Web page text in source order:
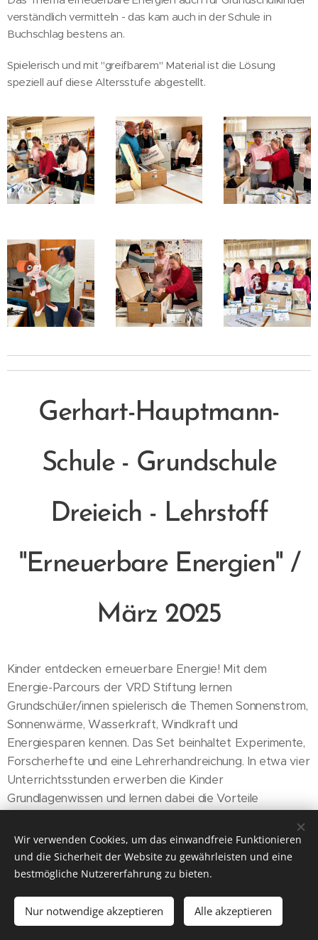
verständlich vermitteln - das kam auch in der Schule in
Buchschlag bestens an.
Spielerisch und mit "greifbarem" Material ist die Lösung
speziell auf diese Altersstufe abgestellt.
Gerhart-Hauptmann-
Schule - Grundschule
Dreieich - Lehrstoff
"Erneuerbare Energien" /
März 2025
Kinder entdecken erneuerbare Energie! Mit dem
Energie-Parcours der VRD Stiftung lernen
Grundschüler/innen spielerisch die Themen Sonnenstrom,
Sonnenwärme, Wasserkraft, Windkraft und
Energiesparen kennen. Das Set beinhaltet Experimente,
Forscherhefte und eine Lehrerhandreichung. In etwa vier
Unterrichtsstunden erwerben die Kinder
Grundlagenwissen und lernen dabei die Vorteile
haben das Set bereits erhalten.Die Bürgerstiftung
Dreieich kooperiert mit der Stiftung VRD Heidelberg
Dr. Eysel von der VRD-Stiftung stellt das Lern- und
Wir verwenden Cookies, um das einwandfreie Funktionieren
und die Sicherheit der Website zu gewährleisten und eine
bestmögliche Nutzererfahrung zu bieten.
Nur notwendige akzeptieren Alle akzeptieren